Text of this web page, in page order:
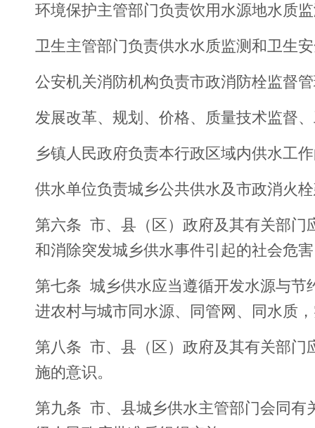
环境保护主管部门负责饮用水源地水质
卫生主管部门负责供水水质监测和卫生
公安机关消防机构负责市政消防栓监督
发展改革、规划、价格、质量技术监督
乡镇人民政府负责本行政区域内供水工
供水单位负责城乡公共供水及市政消火
第六条 市、县（区）政府及其有关部门
和消除突发城乡供水事件引起的社会危
第七条 城乡供水应当遵循开发水源与节
进农村与城市同水源、同管网、同水质
第八条 市、县（区）政府及其有关部门
施的意识。
第九条 市、县城乡供水主管部门会同有